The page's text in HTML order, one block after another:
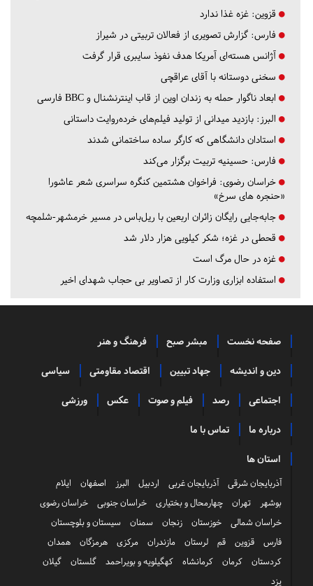
قزوین: غزه غذا ندارد
فارس: گزارش تصویری از فعالان تربیتی در شیراز
آژانس هسته‌ای آمریکا هدف نفوذ سایبری قرار گرفت
سخنی دوستانه با آقای عراقچی
ابعاد ناگوار حمله به زندان اوین از قاب اینترنشنال و BBC فارسی
البرز: بازدید میدانی از تولید فیلم‌های خرده‌روایت داستانی
استادان دانشگاهی که کارگر ساده ساختمانی شدند
فارس: حسینیه تربیت برگزار می‌کند
خراسان رضوی: فراخوان هشتمین کنگره سراسری شعر عاشورا
«حنجره های سرخ»
جابه‌جایی رایگان زائران اربعین با ریل‌باس در مسیر خرمشهر-شلمچه
قحطی در غزه؛ شکر کیلویی هزار دلار شد
غزه در حال مرگ است
استفاده ابزاری وزارت کار از تصاویر بی حجاب شهدای اخیر
صفحه نخست مبشر صبح فرهنگ و هنر
دین و اندیشه جهاد تبیین اقتصاد مقاومتی سیاسی
اجتماعی رصد فیلم و صوت عکس ورزشی
درباره ما تماس با ما
استان ها
آذربایجان شرقی آذربایجان غربی اردبیل البرز اصفهان
ایلام
بوشهر
تهران چهارمحال و بختیاری خراسان جنوبی
خراسان رضوی
خراسان شمالی
خوزستان زنجان سمنان
سیستان و بلوچستان
فارس
قزوین قم لرستان مازندران مرکزی هرمزگان
همدان
کردستان
کرمان کرمانشاه کهگیلویه و بویراحمد گلستان
گیلان
یزد